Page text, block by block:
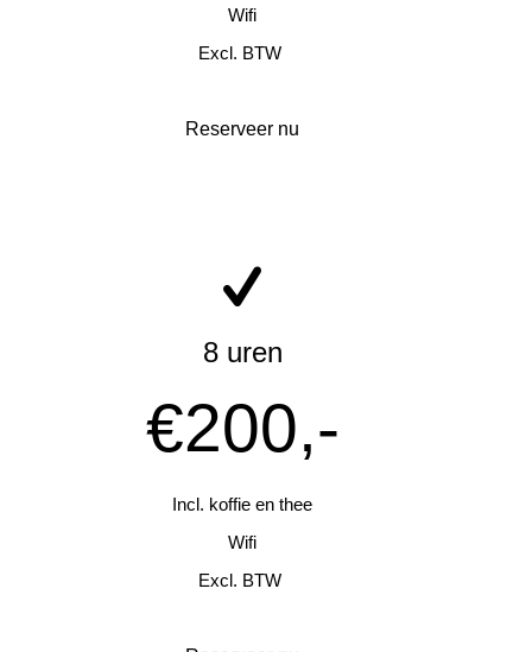
Wifi
Excl. BTW
Reserveer nu
8 uren
€200,-
Incl. koffie en thee
Wifi
Excl. BTW